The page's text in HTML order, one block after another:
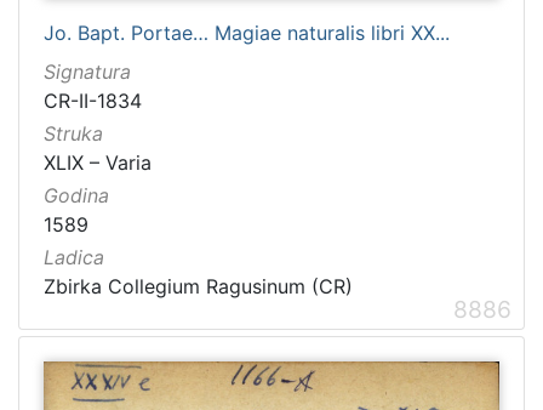
Jo. Bapt. Portae… Magiae naturalis libri XX...
Signatura
CR-II-1834
Struka
XLIX – Varia
Godina
1589
Ladica
Zbirka Collegium Ragusinum (CR)
8886